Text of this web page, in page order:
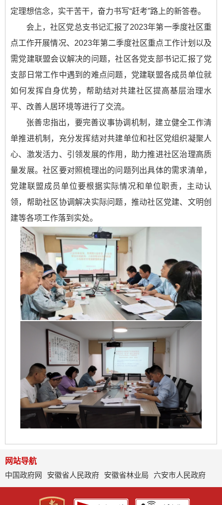
定理想信念，实干苦干，奋力书写“赶考”路上的新答卷。
会上，社区党总支书记汇报了2023年第一季度社区重
点工作开展情况、2023年第二季度社区重点工作计划以及
需党建联盟会议解决的问题，社区各党支部书记汇报了党
支部日常工作中遇到的难点问题，党建联盟各成员单位就
如何发挥自身优势，帮助结对共建社区提高基层治理水
平、改善人居环境等进行了交流。
张善忠指出，要完善议事协调机制，建立健全工作清
单推进机制，充分发挥结对共建单位和社区党组织凝聚人
心、激发活力、引领发展的作用，助力推进社区治理高质
量发展。社区要对照梳理出的问题列出具体的需求清单，
党建联盟成员单位要根据实际情况和单位职责，主动认
领，帮助社区协调解决实际问题，推动社区党建、文明创
建等各项工作落到实处。
网站导航
中国政府网
安徽省人民政府 安徽省林业局 六安市人民政府